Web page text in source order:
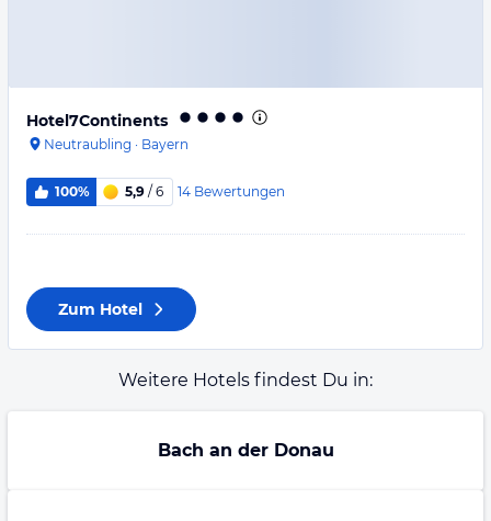
Hotel7Continents
Neutraubling · Bayern
100% 5,9 / 6 14 Bewertungen
Zum Hotel
Weitere Hotels findest Du in:
Bach an der Donau